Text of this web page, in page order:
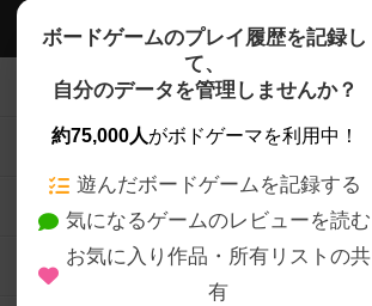
ボードゲームのプレイ履歴を記録し
て、
自分のデータを管理しませんか？
約75,000人がボドゲーマを利用中！
遊んだボードゲームを記録する
気になるゲームのレビューを読む
お気に入り作品・所有リストの共
有
ボドゲーマTOP
ボードゲームを検索する
ボードゲームの新着レビュー
ボードゲーム会情報
メカニクス特集